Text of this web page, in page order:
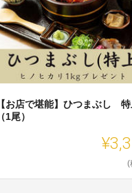
【お店で堪能】ひつまぶし 特
（1尾）
(